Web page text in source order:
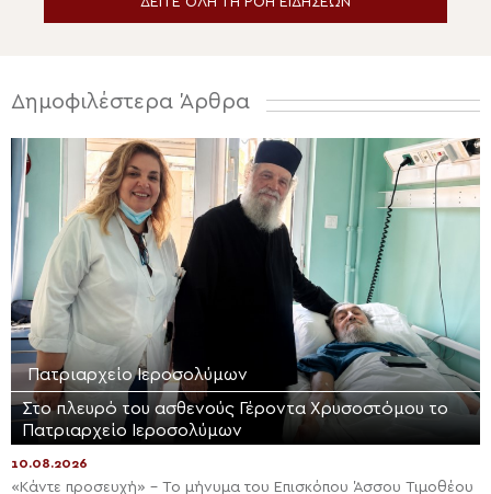
Δημοφιλέστερα Άρθρα
Πατριαρχείο Ιεροσολύμων
Στο πλευρό του ασθενούς Γέροντα Χρυσοστόμου το
Πατριαρχείο Ιεροσολύμων
10.08.2026
«Κάντε προσευχή» – Το μήνυμα του Επισκόπου Άσσου Τιμοθέου